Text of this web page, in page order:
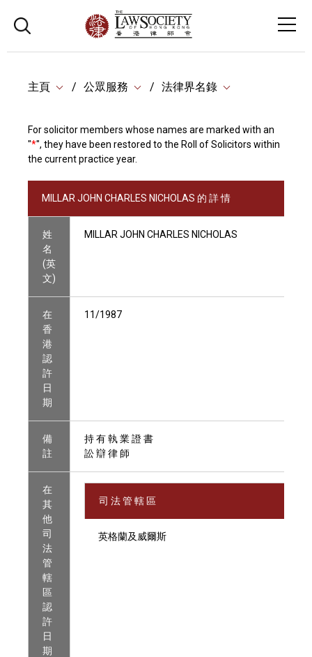
主頁 公眾服務 法律界名錄
For solicitor members whose names are marked with an
"*", they have been restored to the Roll of Solicitors within
the current practice year.
MILLAR JOHN CHARLES NICHOLAS 的 詳 情
姓
名
(英
文)
MILLAR JOHN CHARLES NICHOLAS
在
香
港
認
許
日
期
11/1987
備
註
持 有 執 業 證 書
訟 辯 律 師
在
其
他
司
法
管
轄
區
認
許
日
期
司 法 管 轄 區
英格蘭及威爾斯